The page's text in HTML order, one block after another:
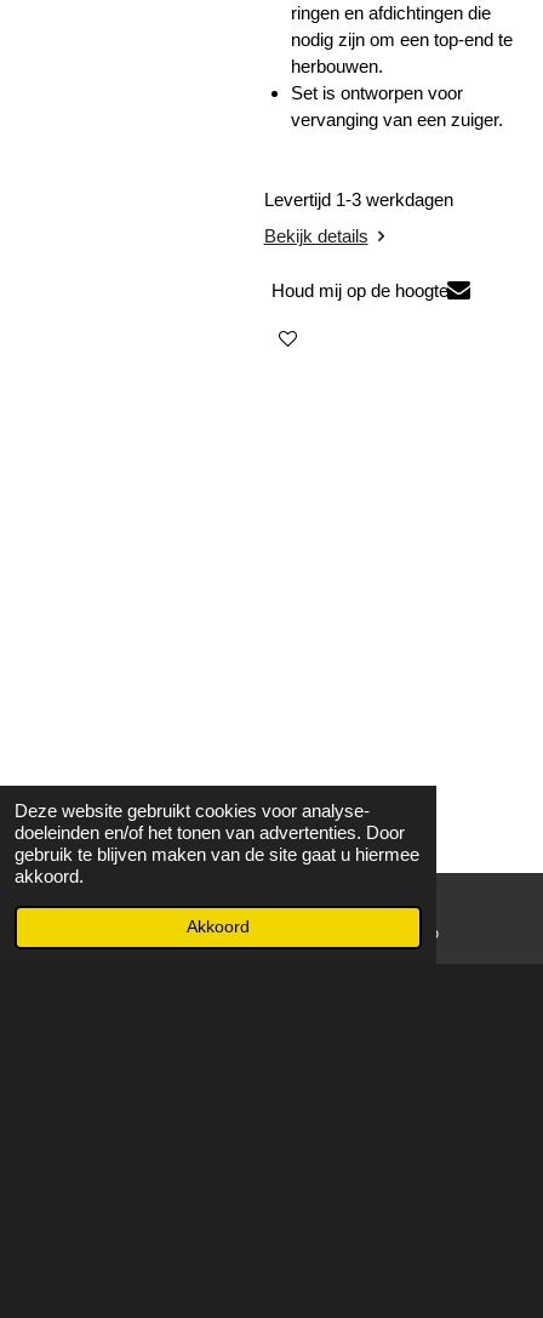
Deze website gebruikt cookies voor analyse-
doeleinden en/of het tonen van advertenties. Door
gebruik te blijven maken van de site gaat u hiermee
akkoord.
Akkoord
ringen en afdichtingen die
nodig zijn om een ​​top-end te
herbouwen.
Set is ontworpen voor
vervanging van een zuiger.
Levertijd 1-3 werkdagen
Bekijk details
Houd mij op de hoogte
WhatsApp